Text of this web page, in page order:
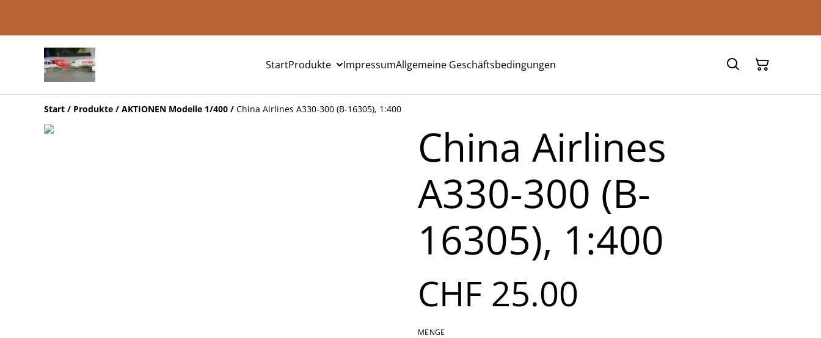
StartProdukte ImpressumAllgemeine Geschäftsbedingungen
Start / Produkte / AKTIONEN Modelle 1/400 / China Airlines A330-300 (B-16305), 1:400
China Airlines
A330-300 (B-
16305), 1:400
CHF 25.00
MENGE